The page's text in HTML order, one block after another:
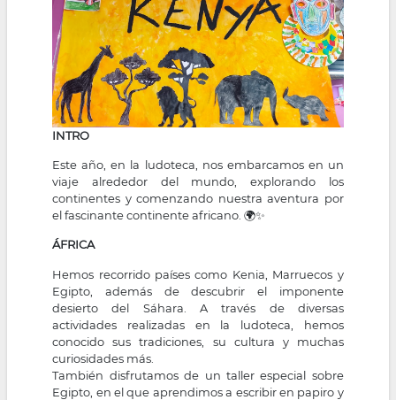
INTRO
Este año, en la ludoteca, nos embarcamos en un
viaje alrededor del mundo, explorando los
continentes y comenzando nuestra aventura por
el fascinante continente africano. 🌍✨
ÁFRICA
Hemos recorrido países como Kenia, Marruecos y
Egipto, además de descubrir el imponente
desierto del Sáhara. A través de diversas
actividades realizadas en la ludoteca, hemos
conocido sus tradiciones, su cultura y muchas
curiosidades más.
También disfrutamos de un taller especial sobre
Egipto, en el que aprendimos a escribir en papiro y